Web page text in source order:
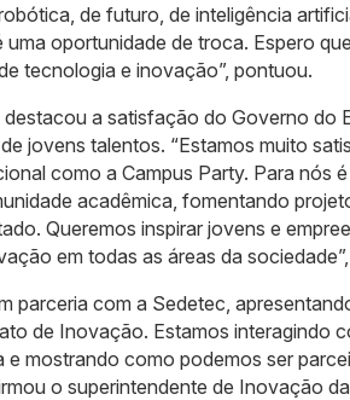
de futuro, de inteligência
oportunidade de troca. Espero
tecnologia e inovação”, pontuou.
a satisfação do Governo do
jovens talentos. “Estamos muito
como a Campus Party. Para nós
acadêmica, fomentando
Queremos inspirar jovens e
em todas as áreas da
parceria com a Sedetec,
de Inovação. Estamos interagindo
mostrando como podemos ser
o superintendente de Inovação